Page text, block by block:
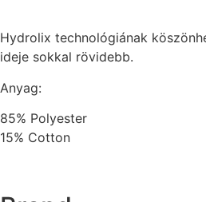
Hydrolix technológiának
ideje sokkal rövidebb.
Anyag:
85% Polyester
15% Cotton